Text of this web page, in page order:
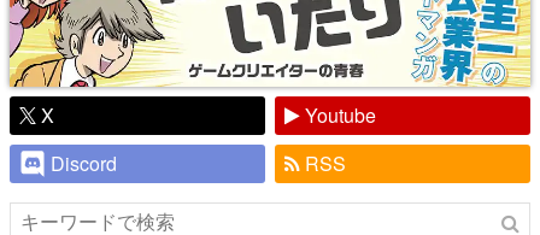
X
Youtube
Discord
RSS